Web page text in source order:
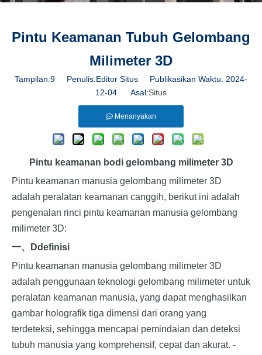
Pintu Keamanan Tubuh Gelombang
Milimeter 3D
Tampilan:9 Penulis:Editor Situs Publikasikan Waktu: 2024-
12-04 Asal:Situs
Menanyakan
Pintu keamanan bodi gelombang milimeter 3D
Pintu keamanan manusia gelombang milimeter 3D
adalah peralatan keamanan canggih, berikut ini adalah
pengenalan rinci pintu keamanan manusia gelombang
milimeter 3D:
一、
Ddefinisi
Pintu keamanan manusia gelombang milimeter 3D
adalah penggunaan teknologi gelombang milimeter untuk
peralatan keamanan manusia, yang dapat menghasilkan
gambar holografik tiga dimensi dari orang yang
terdeteksi, sehingga mencapai pemindaian dan deteksi
tubuh manusia yang komprehensif, cepat dan akurat. -